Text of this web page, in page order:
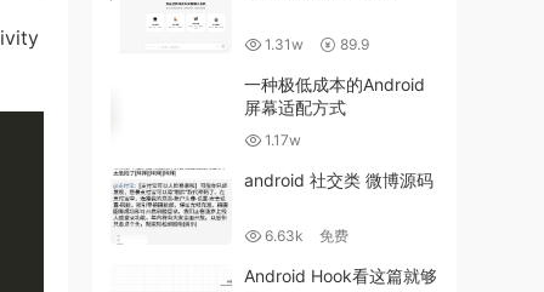
1.31w 89.9
一种极低成本的Android
屏幕适配方式
1.17w
android 社交类 微博源码
6.63k 免费
Android Hook看这篇就够